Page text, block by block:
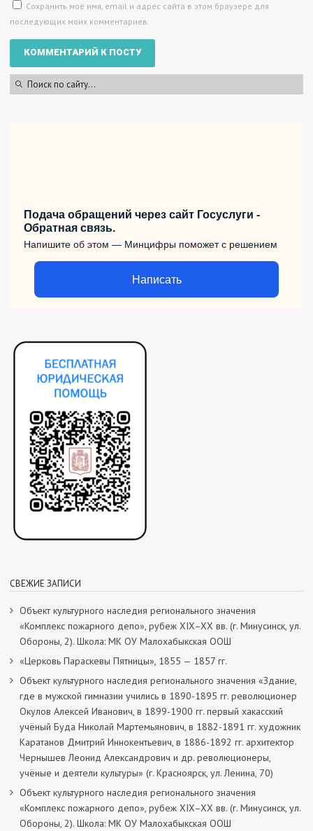
Сохранить моё имя, email и адрес сайта в этом браузере для
последующих моих комментариев.
Подача обращений через сайт Госуслуги -
Обратная связь.
Напишите об этом — Минцифры поможет с решением
Написать
СВЕЖИЕ ЗАПИСИ
Объект культурного наследия регионального значения
«Комплекс пожарного депо», рубеж XIX–XX вв. (г. Минусинск, ул.
Обороны, 2). Школа: МК ОУ Малохабыкская ООШ
«Церковь Параскевы Пятницы», 1855 — 1857 гг.
Объект культурного наследия регионального значения «Здание,
где в мужской гимназии учились в 1890-1895 гг. революционер
Окулов Алексей Иванович, в 1899-1900 гг. первый хакасский
учёный Буда Николай Мартемьянович, в 1882-1891 гг. художник
Каратанов Дмитрий Иннокентьевич, в 1886-1892 гг. архитектор
Чернышев Леонид Александрович и др. революционеры,
учёные и деятели культуры» (г. Красноярск, ул. Ленина, 70)
Объект культурного наследия регионального значения
«Комплекс пожарного депо», рубеж XIX–XX вв. (г. Минусинск, ул.
Обороны, 2). Школа: МК ОУ Малохабыкская ООШ